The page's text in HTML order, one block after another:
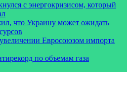
с энергокризисом, который
что Украину может ожидать
Евросоюзом импорта
по объемам газа